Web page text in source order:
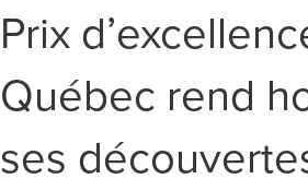
Prix
Québec rend
ses